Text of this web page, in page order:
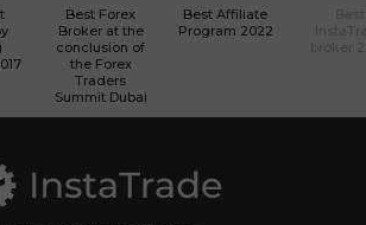
Best Forex
Broker at the
conclusion of
the Forex
Traders
Summit Dubai
Best Affiliate
Program 2022